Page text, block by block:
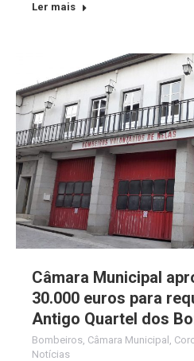
Ler mais
Câmara Municipal
30.000 euros para
Antigo Quartel dos
Bombeiros Câmara Municipal
Notícias